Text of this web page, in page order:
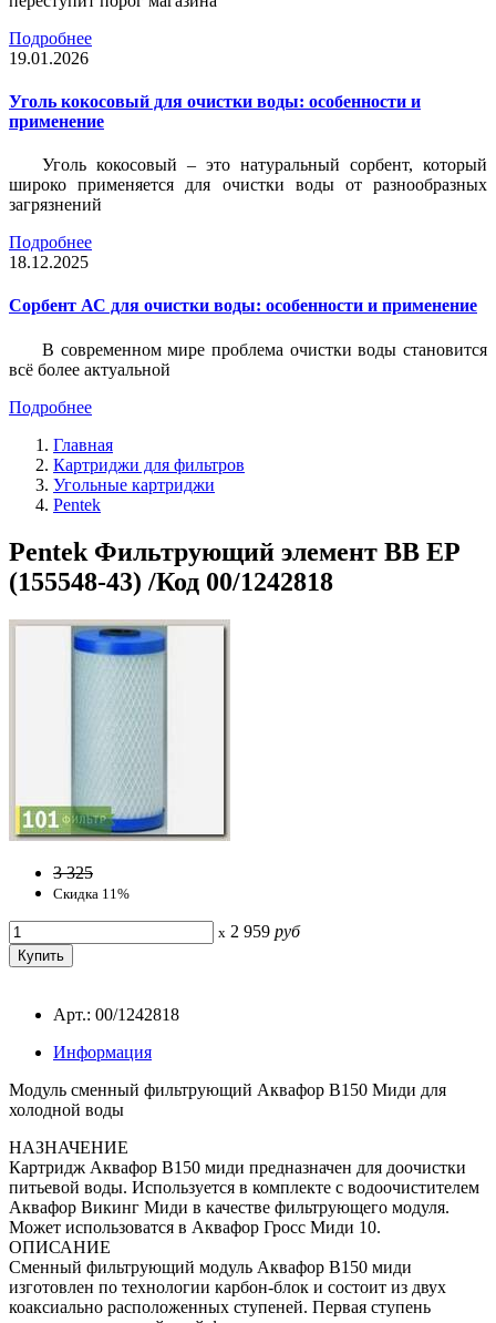
Подробнее
19.01.2026
Уголь кокосовый для очистки воды: особенности и
применение
Уголь кокосовый – это натуральный сорбент, который
широко применяется для очистки воды от разнообразных
загрязнений
Подробнее
18.12.2025
Сорбент АС для очистки воды: особенности и применение
В современном мире проблема очистки воды становится
всё более актуальной
Подробнее
Главная
Картриджи для фильтров
Угольные картриджи
Pentek
Pentek Фильтрующий элемент BB EP
(155548-43) /Код 00/1242818
3 325
Скидка 11%
x 2 959 руб
Арт.: 00/1242818
Информация
Модуль сменный фильтрующий Аквафор В150 Миди для
холодной воды
НАЗНАЧЕНИЕ
Картридж Аквафор В150 миди предназначен для доочистки
питьевой воды. Используется в комплекте с водоочистителем
Аквафор Викинг Миди в качестве фильтрующего модуля.
Может использоватся в Аквафор Гросс Миди 10.
ОПИСАНИЕ
Сменный фильтрующий модуль Аквафор В150 миди
изготовлен по технологии карбон-блок и состоит из двух
коаксиально расположенных ступеней. Первая ступень